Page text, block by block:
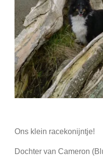
Ons klein racekonijntje!
Dochter van Cameron